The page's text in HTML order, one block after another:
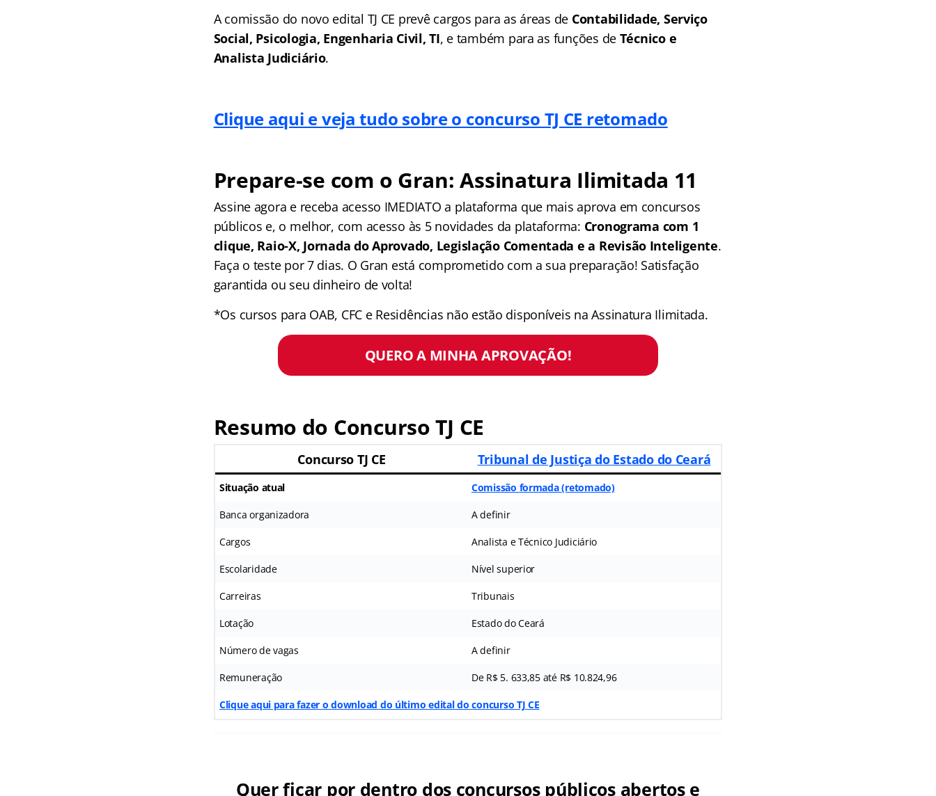
A comissão do novo edital TJ CE prevê cargos para as áreas de Contabilidade, Serviço
Social, Psicologia, Engenharia Civil, TI, e também para as funções deTécnico e
Analista Judiciário.
Clique aqui e veja tudo sobre o concurso TJ CE retomado
Prepare-se com o Gran: Assinatura Ilimitada 11
Assine agora e receba acesso IMEDIATO a plataforma que mais aprova em concursos
públicos e, o melhor, com acesso às 5 novidades da plataforma: Cronograma com 1
clique, Raio-X, Jornada do Aprovado, Legislação Comentada e a Revisão Inteligente.
Faça o teste por 7 dias. O Gran está comprometido com a sua preparação! Satisfação
garantida ou seu dinheiro de volta!
*Os cursos para OAB, CFC e Residências não estão disponíveis na Assinatura Ilimitada.
QUERO A MINHA APROVAÇÃO!
Resumo do Concurso TJ CE
Concurso TJ CE Tribunal de Justiça do Estado do Ceará
Situação atual Comissão formada (retomado)
Banca organizadora A definir
Cargos Analista e Técnico Judiciário
Escolaridade Nível superior
Carreiras Tribunais
Lotação Estado do Ceará
Número de vagas A definir
Remuneração De R$ 5. 633,85 até R$ 10.824,96
Clique aqui para fazer o download do último edital do concurso TJ CE
Quer ficar por dentro dos concursos públicos abertos e